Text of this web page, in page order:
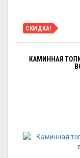
СКИДКА!
КАМИННАЯ